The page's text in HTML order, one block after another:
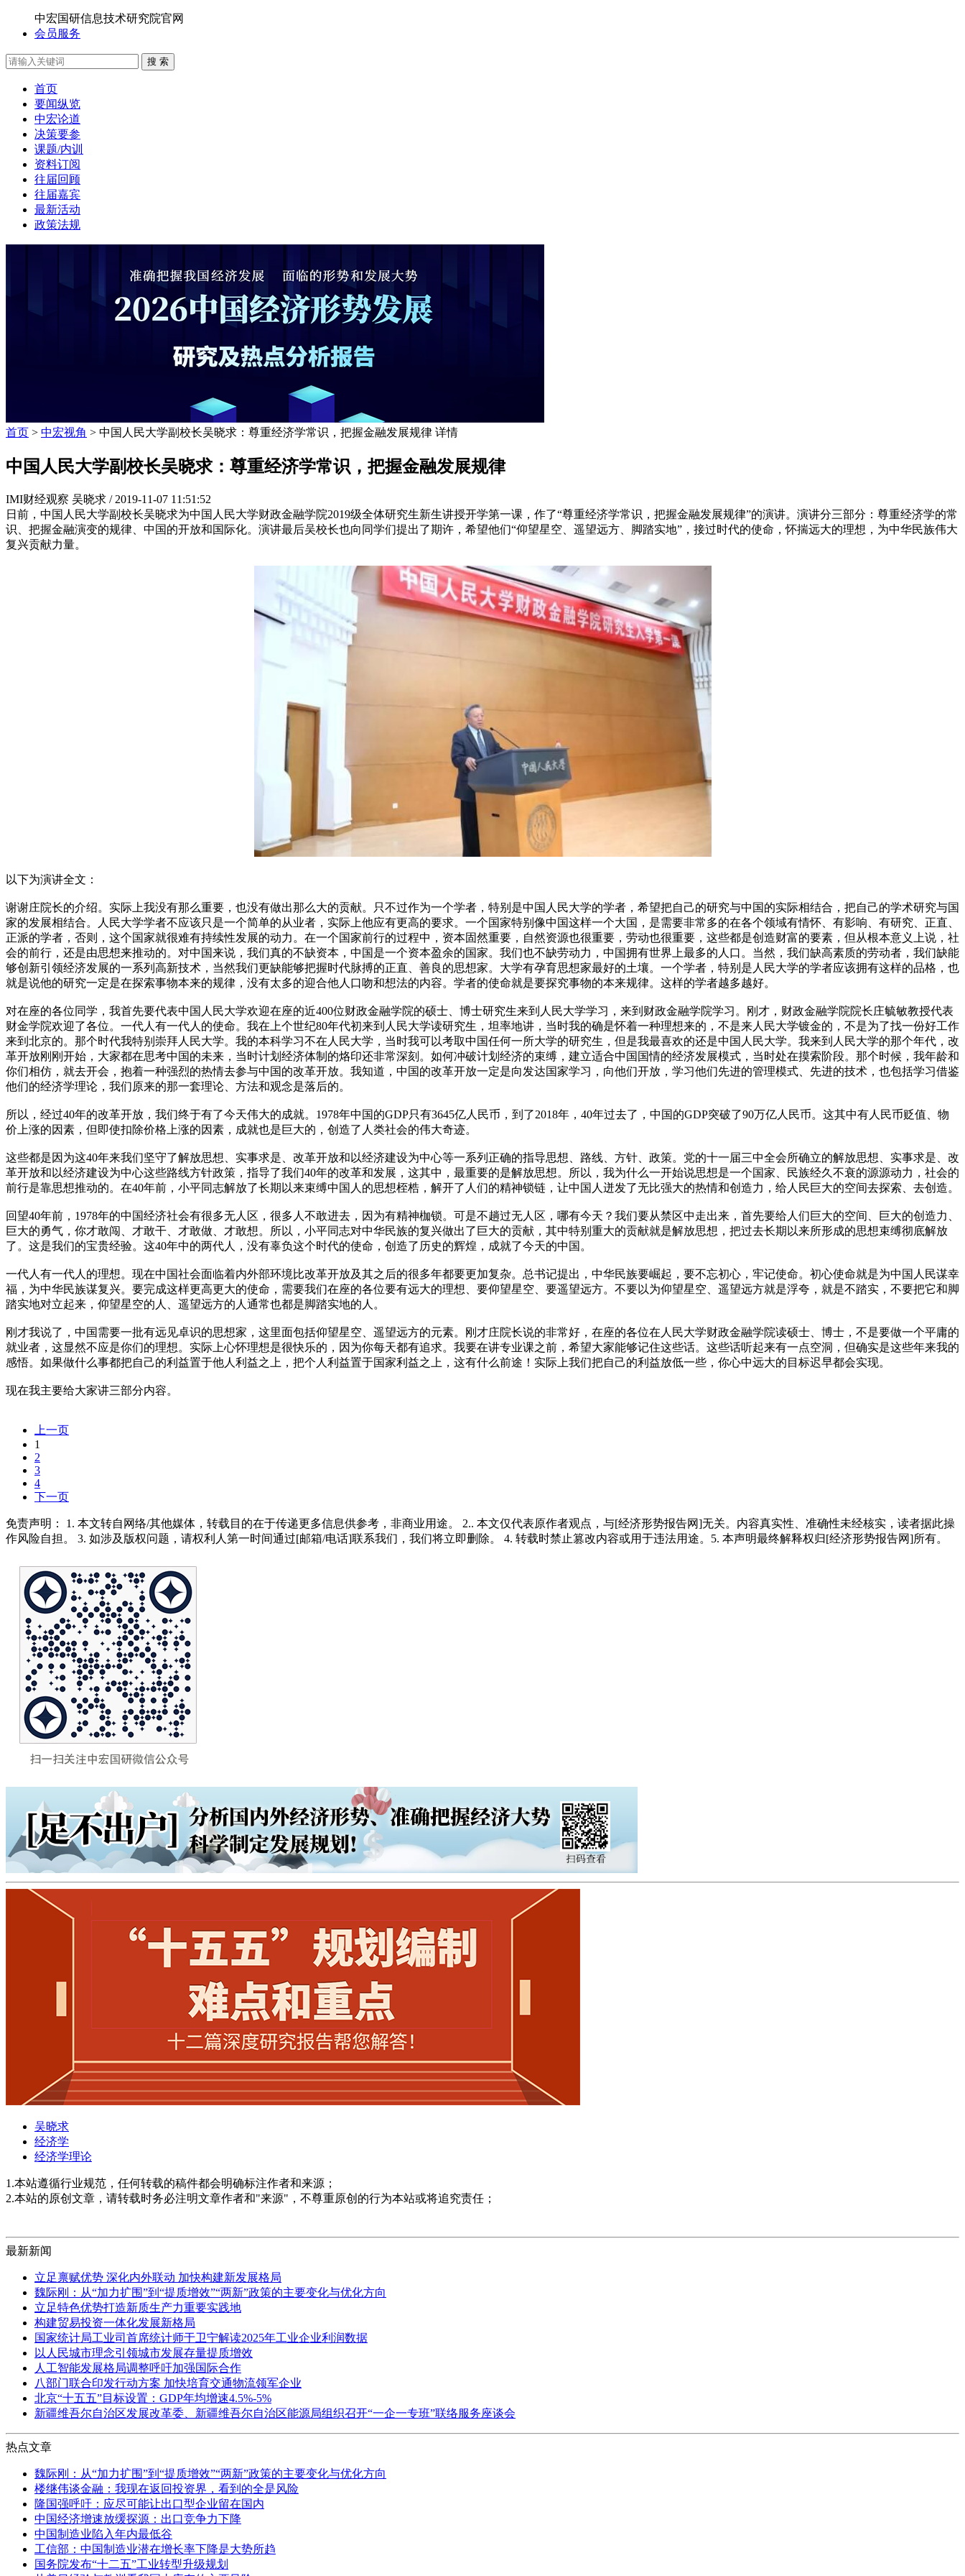
中宏国研信息技术研究院官网
会员服务
搜 索
首页
要闻纵览
中宏论道
决策要参
课题/内训
资料订阅
往届回顾
往届嘉宾
最新活动
政策法规
首页 > 中宏视角 > 中国人民大学副校长吴晓求：尊重经济学常识，把握金融发展规律 详情
中国人民大学副校长吴晓求：尊重经济学常识，把握金融发展规律
IMI财经观察 吴晓求 / 2019-11-07 11:51:52
日前，中国人民大学副校长吴晓求为中国人民大学财政金融学院2019级全体研究生新生讲授开学第一课，作了“尊重经济学常识，把握金融发展规律”的演讲。演讲分三部分：尊重经济学的常
识、把握金融演变的规律、中国的开放和国际化。演讲最后吴校长也向同学们提出了期许，希望他们“仰望星空、遥望远方、脚踏实地”，接过时代的使命，怀揣远大的理想，为中华民族伟大
复兴贡献力量。
以下为演讲全文：
谢谢庄院长的介绍。实际上我没有那么重要，也没有做出那么大的贡献。只不过作为一个学者，特别是中国人民大学的学者，希望把自己的研究与中国的实际相结合，把自己的学术研究与国
家的发展相结合。人民大学学者不应该只是一个简单的从业者，实际上他应有更高的要求。一个国家特别像中国这样一个大国，是需要非常多的在各个领域有情怀、有影响、有研究、正直、
正派的学者，否则，这个国家就很难有持续性发展的动力。在一个国家前行的过程中，资本固然重要，自然资源也很重要，劳动也很重要，这些都是创造财富的要素，但从根本意义上说，社
会的前行，还是由思想来推动的。对中国来说，我们真的不缺资本，中国是一个资本盈余的国家。我们也不缺劳动力，中国拥有世界上最多的人口。当然，我们缺高素质的劳动者，我们缺能
够创新引领经济发展的一系列高新技术，当然我们更缺能够把握时代脉搏的正直、善良的思想家。大学有孕育思想家最好的土壤。一个学者，特别是人民大学的学者应该拥有这样的品格，也
就是说他的研究一定是在探索事物本来的规律，没有太多的迎合他人口吻和想法的内容。学者的使命就是要探究事物的本来规律。这样的学者越多越好。
对在座的各位同学，我首先要代表中国人民大学欢迎在座的近400位财政金融学院的硕士、博士研究生来到人民大学学习，来到财政金融学院学习。刚才，财政金融学院院长庄毓敏教授代表
财金学院欢迎了各位。一代人有一代人的使命。我在上个世纪80年代初来到人民大学读研究生，坦率地讲，当时我的确是怀着一种理想来的，不是来人民大学镀金的，不是为了找一份好工作
来到北京的。那个时代我特别崇拜人民大学。我的本科学习不在人民大学，当时我可以考取中国任何一所大学的研究生，但是我最喜欢的还是中国人民大学。我来到人民大学的那个年代，改
革开放刚刚开始，大家都在思考中国的未来，当时计划经济体制的烙印还非常深刻。如何冲破计划经济的束缚，建立适合中国国情的经济发展模式，当时处在摸索阶段。那个时候，我年龄和
你们相仿，就去开会，抱着一种强烈的热情去参与中国的改革开放。我知道，中国的改革开放一定是向发达国家学习，向他们开放，学习他们先进的管理模式、先进的技术，也包括学习借鉴
他们的经济学理论，我们原来的那一套理论、方法和观念是落后的。
所以，经过40年的改革开放，我们终于有了今天伟大的成就。1978年中国的GDP只有3645亿人民币，到了2018年，40年过去了，中国的GDP突破了90万亿人民币。这其中有人民币贬值、物
价上涨的因素，但即使扣除价格上涨的因素，成就也是巨大的，创造了人类社会的伟大奇迹。
这些都是因为这40年来我们坚守了解放思想、实事求是、改革开放和以经济建设为中心等一系列正确的指导思想、路线、方针、政策。党的十一届三中全会所确立的解放思想、实事求是、改
革开放和以经济建设为中心这些路线方针政策，指导了我们40年的改革和发展，这其中，最重要的是解放思想。所以，我为什么一开始说思想是一个国家、民族经久不衰的源源动力，社会的
前行是靠思想推动的。在40年前，小平同志解放了长期以来束缚中国人的思想桎梏，解开了人们的精神锁链，让中国人迸发了无比强大的热情和创造力，给人民巨大的空间去探索、去创造。
回望40年前，1978年的中国经济社会有很多无人区，很多人不敢进去，因为有精神枷锁。可是不趟过无人区，哪有今天？我们要从禁区中走出来，首先要给人们巨大的空间、巨大的创造力、
巨大的勇气，你才敢闯、才敢干、才敢做、才敢想。所以，小平同志对中华民族的复兴做出了巨大的贡献，其中特别重大的贡献就是解放思想，把过去长期以来所形成的思想束缚彻底解放
了。这是我们的宝贵经验。这40年中的两代人，没有辜负这个时代的使命，创造了历史的辉煌，成就了今天的中国。
一代人有一代人的理想。现在中国社会面临着内外部环境比改革开放及其之后的很多年都要更加复杂。总书记提出，中华民族要崛起，要不忘初心，牢记使命。初心使命就是为中国人民谋幸
福，为中华民族谋复兴。要完成这样更高更大的使命，需要我们在座的各位要有远大的理想、要仰望星空、要遥望远方。不要以为仰望星空、遥望远方就是浮夸，就是不踏实，不要把它和脚
踏实地对立起来，仰望星空的人、遥望远方的人通常也都是脚踏实地的人。
刚才我说了，中国需要一批有远见卓识的思想家，这里面包括仰望星空、遥望远方的元素。刚才庄院长说的非常好，在座的各位在人民大学财政金融学院读硕士、博士，不是要做一个平庸的
就业者，这显然不应是你们的理想。实际上心怀理想是很快乐的，因为你每天都有追求。我要在讲专业课之前，希望大家能够记住这些话。这些话听起来有一点空洞，但确实是这些年来我的
感悟。如果做什么事都把自己的利益置于他人利益之上，把个人利益置于国家利益之上，这有什么前途！实际上我们把自己的利益放低一些，你心中远大的目标迟早都会实现。
现在我主要给大家讲三部分内容。
上一页
1
2
3
4
下一页
免责声明： 1. 本文转自网络/其他媒体，转载目的在于传递更多信息供参考，非商业用途。 2.. 本文仅代表原作者观点，与[经济形势报告网]无关。内容真实性、准确性未经核实，读者据此操
作风险自担。 3. 如涉及版权问题，请权利人第一时间通过[邮箱/电话]联系我们，我们将立即删除。 4. 转载时禁止篡改内容或用于违法用途。5. 本声明最终解释权归[经济形势报告网]所有。
吴晓求
经济学
经济学理论
1.本站遵循行业规范，任何转载的稿件都会明确标注作者和来源；
2.本站的原创文章，请转载时务必注明文章作者和"来源"，不尊重原创的行为本站或将追究责任；
最新新闻
立足禀赋优势 深化内外联动 加快构建新发展格局
魏际刚：从“加力扩围”到“提质增效”“两新”政策的主要变化与优化方向
立足特色优势打造新质生产力重要实践地
构建贸易投资一体化发展新格局
国家统计局工业司首席统计师于卫宁解读2025年工业企业利润数据
以人民城市理念引领城市发展存量提质增效
人工智能发展格局调整呼吁加强国际合作
八部门联合印发行动方案 加快培育交通物流领军企业
北京“十五五”目标设置：GDP年均增速4.5%-5%
新疆维吾尔自治区发展改革委、新疆维吾尔自治区能源局组织召开“一企一专班”联络服务座谈会
热点文章
魏际刚：从“加力扩围”到“提质增效”“两新”政策的主要变化与优化方向
楼继伟谈金融：我现在返回投资界，看到的全是风险
隆国强呼吁：应尽可能让出口型企业留在国内
中国经济增速放缓探源：出口竞争力下降
中国制造业陷入年内最低谷
工信部：中国制造业潜在增长率下降是大势所趋
国务院发布“十二五”工业转型升级规划